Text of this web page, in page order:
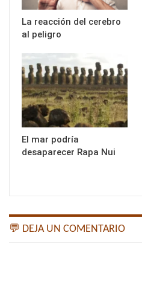
La reacción del cerebro
al peligro
El mar podría
desaparecer Rapa Nui
💬 DEJA UN COMENTARIO